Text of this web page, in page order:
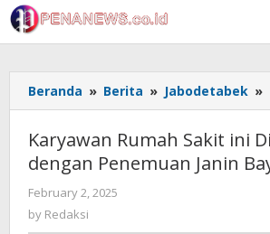
Skip
to
content
Beranda » Berita » Jabodetabek »
Karyawan Rumah Sakit ini
dengan Penemuan Janin
February 2, 2025
by Redaksi